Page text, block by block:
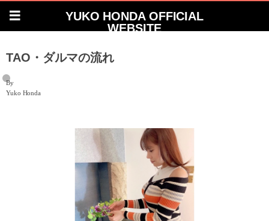
YUKO HONDA OFFICIAL
WEBSITE
TAO・ダルマの流れ
By
Yuko Honda